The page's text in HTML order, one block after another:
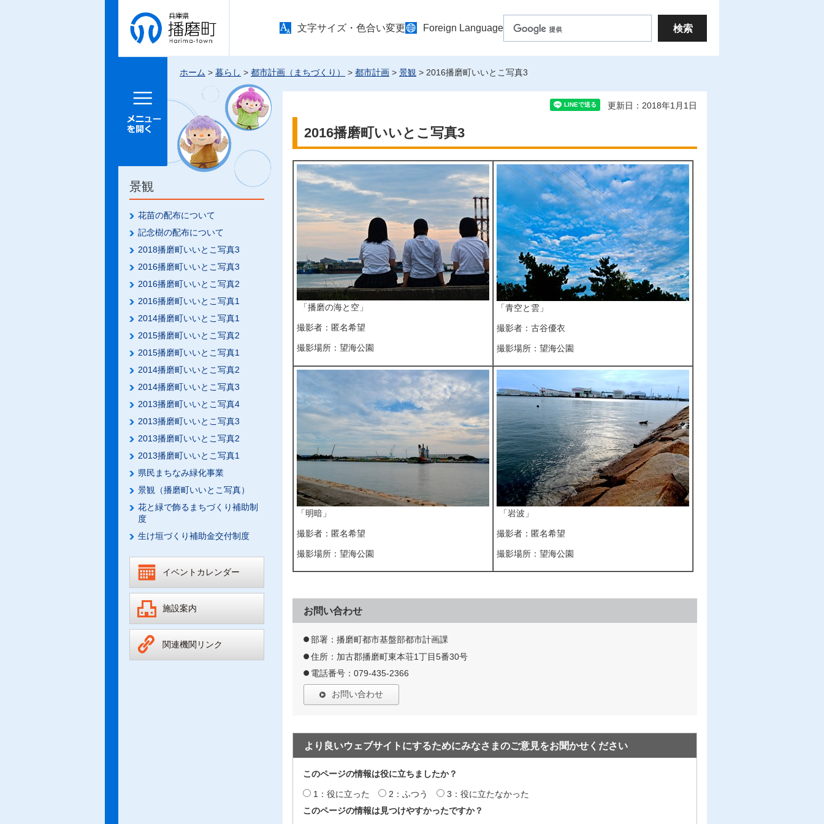
兵庫県 播
磨町
文字サイズ・色合い変更 Foreign Language
メニュー
ホーム > 暮らし > 都市計画（まちづくり） > 都市計画 > 景観 > 2016播磨町いいとこ写真3
景観
花苗の配布について
記念樹の配布について
2018播磨町いいとこ写真3
2016播磨町いいとこ写真3
2016播磨町いいとこ写真2
2016播磨町いいとこ写真1
2014播磨町いいとこ写真1
2015播磨町いいとこ写真2
2015播磨町いいとこ写真1
2014播磨町いいとこ写真2
2014播磨町いいとこ写真3
2013播磨町いいとこ写真4
2013播磨町いいとこ写真3
2013播磨町いいとこ写真2
2013播磨町いいとこ写真1
県民まちなみ緑化事業
景観（播磨町いいとこ写真）
花と緑で飾るまちづくり補助制
度
生け垣づくり補助金交付制度
イベントカレンダー
施設案内
関連機関リンク
更新日：2018年1月1日
2016播磨町いいとこ写真3
「播磨の海と空」
撮影者：匿名希望
撮影場所：望海公園
「青空と雲」
撮影者：古谷優衣
撮影場所：望海公園
「明暗」
撮影者：匿名希望
撮影場所：望海公園
「岩波」
撮影者：匿名希望
撮影場所：望海公園
お問い合わせ
部署：播磨町都市基盤部都市計画課
住所：加古郡播磨町東本荘1丁目5番30号
電話番号：079-435-2366
お問い合わせ
より良いウェブサイトにするためにみなさまのご意見をお聞かせください
このページの情報は役に立ちましたか？
1：役に立った 2：ふつう
3：役に立たなかった
このページの情報は見つけやすかったですか？